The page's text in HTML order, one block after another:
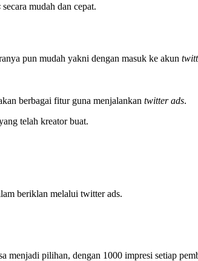
secara mudah dan cepat.
pun mudah yakni dengan masuk ke akun
berbagai fitur guna menjalankan twitter ads.
telah kreator buat.
beriklan melalui twitter ads.
menjadi pilihan, dengan 1000 impresi setiap